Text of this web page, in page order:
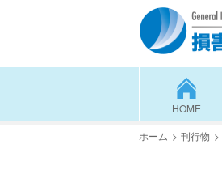
HOME
ホーム
刊行物